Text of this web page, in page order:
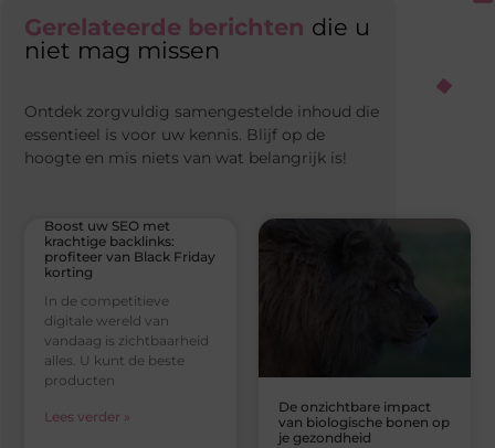
Gerelateerde berichten die u
niet mag missen
Ontdek zorgvuldig samengestelde inhoud die
essentieel is voor uw kennis. Blijf op de
hoogte en mis niets van wat belangrijk is!
Boost uw SEO met
krachtige backlinks:
profiteer van Black Friday
korting
In de competitieve
digitale wereld van
vandaag is zichtbaarheid
alles. U kunt de beste
producten
Lees verder »
De onzichtbare impact
van biologische bonen op
je gezondheid